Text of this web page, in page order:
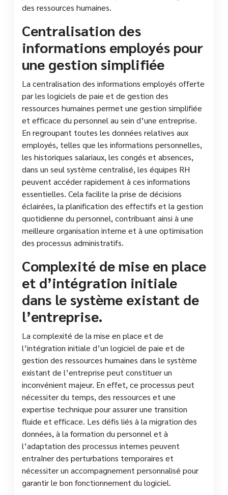
des ressources humaines.
Centralisation des
informations employés pour
une gestion simplifiée
La centralisation des informations employés offerte
par les logiciels de paie et de gestion des
ressources humaines permet une gestion simplifiée
et efficace du personnel au sein d’une entreprise.
En regroupant toutes les données relatives aux
employés, telles que les informations personnelles,
les historiques salariaux, les congés et absences,
dans un seul système centralisé, les équipes RH
peuvent accéder rapidement à ces informations
essentielles. Cela facilite la prise de décisions
éclairées, la planification des effectifs et la gestion
quotidienne du personnel, contribuant ainsi à une
meilleure organisation interne et à une optimisation
des processus administratifs.
Complexité de mise en place
et d’intégration initiale
dans le système existant de
l’entreprise.
La complexité de la mise en place et de
l’intégration initiale d’un logiciel de paie et de
gestion des ressources humaines dans le système
existant de l’entreprise peut constituer un
inconvénient majeur. En effet, ce processus peut
nécessiter du temps, des ressources et une
expertise technique pour assurer une transition
fluide et efficace. Les défis liés à la migration des
données, à la formation du personnel et à
l’adaptation des processus internes peuvent
entraîner des perturbations temporaires et
nécessiter un accompagnement personnalisé pour
garantir le bon fonctionnement du logiciel.